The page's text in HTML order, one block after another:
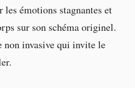
les émotions stagnantes et
sur son schéma originel.
non invasive qui invite le